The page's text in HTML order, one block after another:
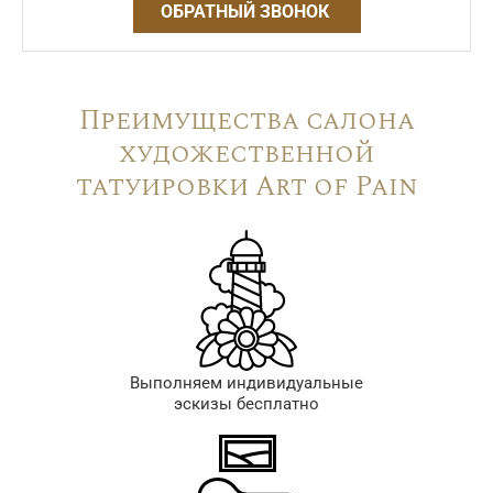
ОБРАТНЫЙ ЗВОНОК
Преимущества салона
художественной
татуировки Art of Pain
Выполняем индивидуальные
эскизы бесплатно